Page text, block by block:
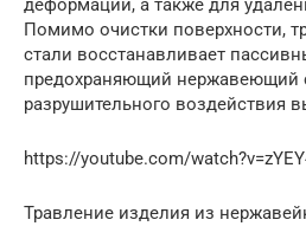
деформации, а также для
Помимо очистки поверхности,
стали восстанавливает
предохраняющий нержавеющий
разрушительного воздействия
https://youtube.com/
Травление изделия из